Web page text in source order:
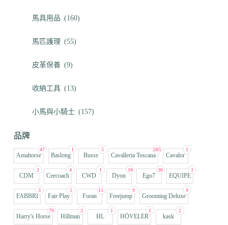
馬具用品 (160)
馬匹護理 (55)
皮革保養 (9)
收納工具 (13)
小馬與小騎士 (157)
品牌
47
Amahorse
1
Baslong
5
Busse
285
Cavalleria Toscana
1
Cavalor
2
CDM
4
Ceecoach
1
CWD
10
Dyon
30
Ego7
1
EQUIPE
3
FABBRI
5
Fair Play
15
Foran
9
Freejump
9
Grooming Deluxe
79
Harry's Horse
2
Hillman
1
HL
1
HÖVELER
2
kask